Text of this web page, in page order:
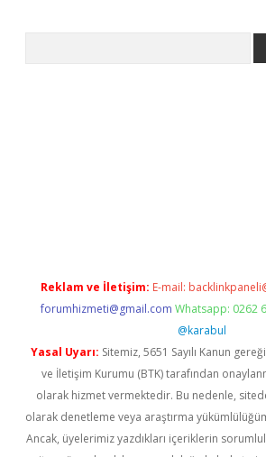
Reklam ve İletişim: E-mail:
forumhizmeti@gmail.com Whatsapp: 0262
@karabul
Yasal Uyarı: Sitemiz, 5651 Sayılı Kanun
ve İletişim Kurumu (BTK) tarafından
olarak hizmet vermektedir. Bu nedenle,
olarak denetleme veya araştırma
Ancak, üyelerimiz yazdıkları içeriklerin